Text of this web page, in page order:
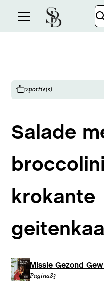
2portie(s)
Salade
krokante
Missie Gezond
Pagina83